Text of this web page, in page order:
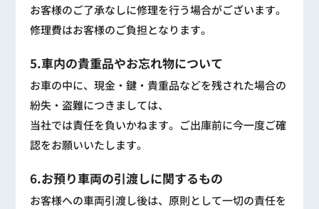
お客様のご了承なしに修理を行う場合がございます。
修理費はお客様のご負担となります。
5.車内の貴重品やお忘れ物について
お車の中に、現金・鍵・貴重品などを残された場合の
紛失・盗難につきましては、
当社では責任を負いかねます。ご出庫前に今一度ご確
認をお願いいたします。
6.お預り車両の引渡しに関するもの
お客様への車両引渡し後は、原則として一切の責任を